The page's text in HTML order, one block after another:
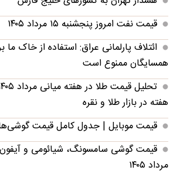
قیمت نفت امروز پنجشنبه ۱۵ مرداد ۱۴۰۵
ائتلاف پارلمانی عراق: استفاده از خاک ما
همسایگان ممنوع است
هفته در بازار طلا و نقره
قیمت موبایل‌ | جدول کامل قیمت گوشی‌های
مرداد ۱۴۰۵